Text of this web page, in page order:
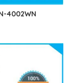
4002WN